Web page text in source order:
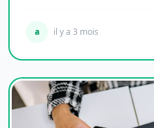
a il y a 3 mois